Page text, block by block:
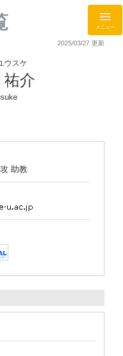
メニュー
2025/03/27 更新
ウスケ
介
助教